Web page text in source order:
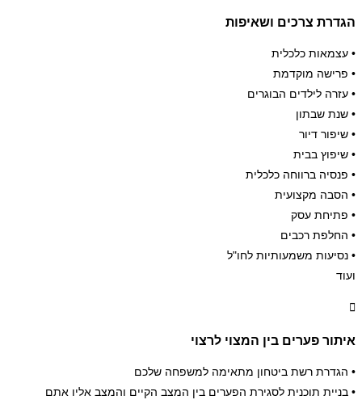
הגדרת צרכים ושאיפות
• עצמאות כלכלית
• פרישה מוקדמת
• עזרה לילדים הבוגרים
• שנת שבתון
• שיפור דיור
• שיפוץ בבית
• פנסיה ברווחה כלכלית
• הסבה מקצועית
• פתיחת עסק
• החלפת רכבים
• נסיעות משמעותיות לחו"ל
ועוד
איתור פערים בין המצוי לרצוי
• הגדרת רשת ביטחון מתאימה למשפחה שלכם
• בניית תוכנית לסגירת הפערים בין המצב הקיים והמצב אליו אתם